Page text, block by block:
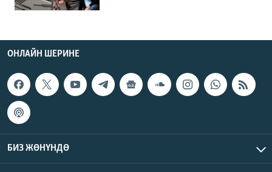
ОНЛАЙН ШЕРИНЕ
БИЗ ЖӨНҮНДӨ